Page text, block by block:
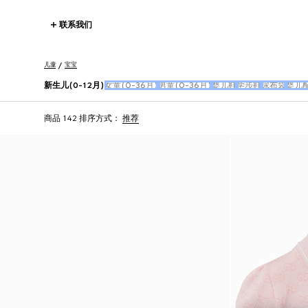
联系我们
儿童 宝宝
新生儿(0-12月) 女童(0-36月) 男童(0-36月) 婴儿鞋 学步鞋 尿布袋 婴儿
商品 142 排序方式： 推荐